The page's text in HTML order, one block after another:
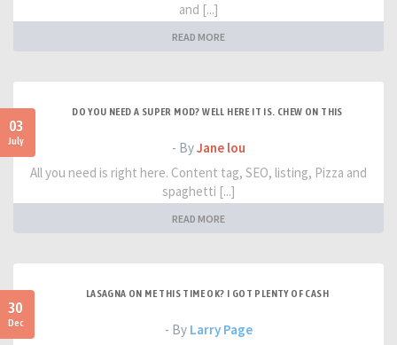
and [...]
READ MORE
03
July
DO YOU NEED A SUPER MOD? WELL HERE IT IS. CHEW ON THIS
- ByJane lou
All you need is right here. Content tag, SEO, listing, Pizza and
spaghetti [...]
READ MORE
30
Dec
LASAGNA ON ME THIS TIME OK? I GOT PLENTY OF CASH
- By Larry Page